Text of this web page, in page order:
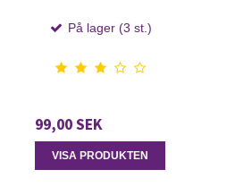
På lager (3 st.)
99,00 SEK
VISA PRODUKTEN